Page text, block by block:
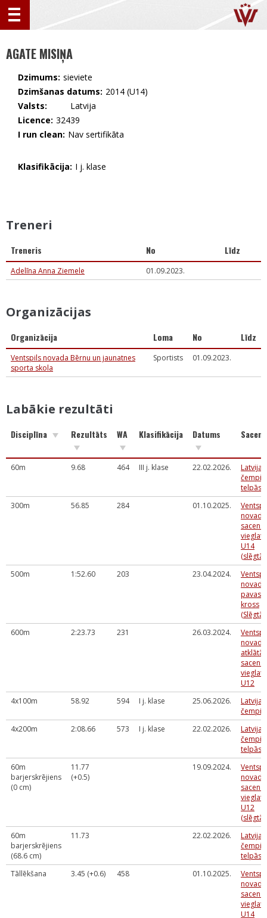
AGATE MISIŅA
Dzimums: sieviete
Dzimšanas datums: 2014 (U14)
Valsts:
🇱🇻 Latvija
Licence: 32439
I run clean: Nav sertifikāta
Klasifikācija: I j. klase
Treneri
Treneris No Līdz
Adelīna Anna Ziemele 01.09.2023.
Organizācijas
Organizācija Loma No Līdz
Ventspils novada Bērnu un jaunatnes
sporta skola
Sportists 01.09.2023.
Labākie rezultāti
Disciplīna Rezultāts WA Klasifikācija Datums
60m 9.68 464 III j. klase 22.02.2026.
telpās
300m
56.85 284 01.10.2025.
novada
U14
500m
1:52.60 203 23.04.2024.
novada
kross
600m
2:23.73 231 26.03.2024.
novada
atklātās
U12
4x100m
58.92 594 I j. klase 25.06.2026.
4x200m
2:08.66 573 I j. klase 22.02.2026.
telpās
60m
barjerskrējiens
(0 cm)
11.77
(+0.5)
19.09.2024.
novada
U12
60m
barjerskrējiens
(68.6 cm)
11.73 22.02.2026.
telpās
Tāllēkšana
3.45 (+0.6) 458 01.10.2025.
novada
U14